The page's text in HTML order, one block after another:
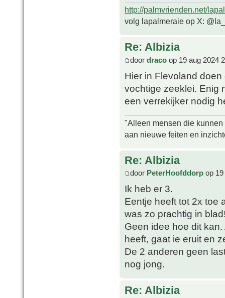
http://palmvrienden.net/
volg lapalmeraie op X:
Re: Albizia
door draco op 19 aug 2024
Hier in Flevoland
vochtige zeeklei. Enig
een verrekijker nodig
"Alleen mensen die
aan nieuwe feiten en
Re: Albizia
door PeterHoofddorp op
Ik heb er 3.
Eentje heeft tot 2x toe
was zo prachtig in
Geen idee hoe dit
heeft, gaat ie eruit en
De 2 anderen geen
nog jong.
Re: Albizia